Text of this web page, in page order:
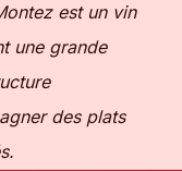
est un vin
une grande
des plats